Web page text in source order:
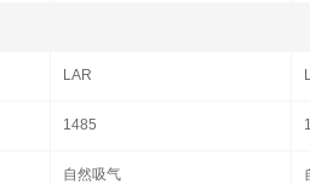
LAR
1485
自然吸气